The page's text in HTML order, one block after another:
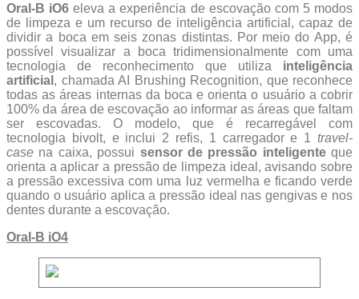
Oral-B iO6 eleva a experiência de escovação com 5 modos
de limpeza e um recurso de inteligência artificial, capaz de
dividir a boca em seis zonas distintas. Por meio do App, é
possível visualizar a boca tridimensionalmente com uma
tecnologia de reconhecimento que utiliza inteligência
artificial , chamada AI Brushing Recognition, que reconhece
todas as áreas internas da boca e orienta o usuário a cobrir
100% da área de escovação ao informar as áreas que faltam
ser escovadas. O modelo, que é recarregável com
tecnologia bivolt, e inclui 2 refis, 1 carregador e 1 travel-
case na caixa, possui sensor de pressão inteligenteque
orienta a aplicar a pressão de limpeza ideal, avisando sobre
a pressão excessiva com uma luz vermelha e ficando verde
quando o usuário aplica a pressão ideal nas gengivas e nos
dentes durante a escovação.
Oral-B iO4